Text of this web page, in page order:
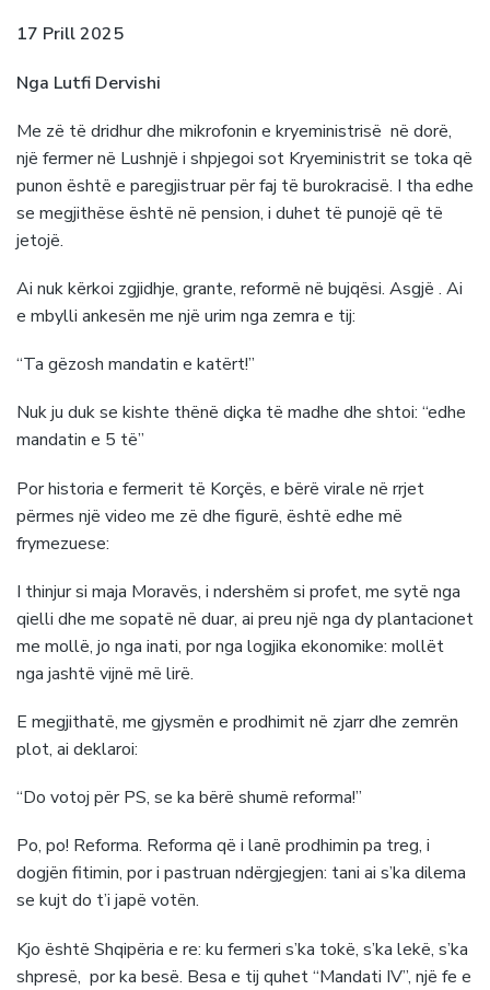
17 Prill 2025
Nga Lutfi Dervishi
Me zë të dridhur dhe mikrofonin e kryeministrisë në dorë,
një fermer në Lushnjë i shpjegoi sot Kryeministrit se toka që
punon është e paregjistruar për faj të burokracisë. I tha edhe
se megjithëse është në pension, i duhet të punojë që të
jetojë.
Ai nuk kërkoi zgjidhje, grante, reformë në bujqësi. Asgjë . Ai
e mbylli ankesën me një urim nga zemra e tij:
“Ta gëzosh mandatin e katërt!”
Nuk ju duk se kishte thënë diçka të madhe dhe shtoi: “edhe
mandatin e 5 të”
Por historia e fermerit të Korçës, e bërë virale në rrjet
përmes një video me zë dhe figurë, është edhe më
frymezuese:
I thinjur si maja Moravës, i ndershëm si profet, me sytë nga
qielli dhe me sopatë në duar, ai preu një nga dy plantacionet
me mollë, jo nga inati, por nga logjika ekonomike: mollët
nga jashtë vijnë më lirë.
E megjithatë, me gjysmën e prodhimit në zjarr dhe zemrën
plot, ai deklaroi:
“Do votoj për PS, se ka bërë shumë reforma!”
Po, po! Reforma. Reforma që i lanë prodhimin pa treg, i
dogjën fitimin, por i pastruan ndërgjegjen: tani ai s’ka dilema
se kujt do t’i japë votën.
Kjo është Shqipëria e re: ku fermeri s’ka tokë, s’ka lekë, s’ka
shpresë, por ka besë. Besa e tij quhet “Mandati IV”, një fe e